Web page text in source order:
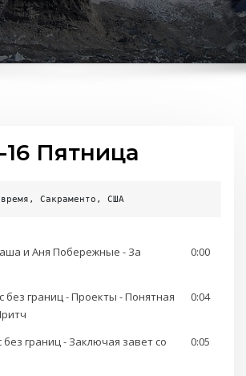
16 Пятница
время, Сакраменто, США
и Аня Побережные - За
0:00
без границ - Проекты - Понятная
0:04
без границ - Заключая завет со
0:05